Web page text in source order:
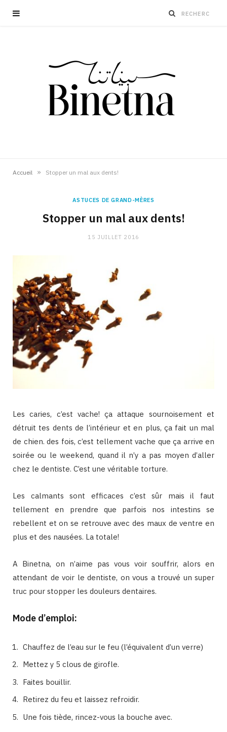
Accueil » Stopper un mal aux dents!
ASTUCES DE GRAND-MÈRES
Stopper un mal aux dents!
15 JUILLET 2016
Les caries, c’est vache! ça attaque sournoisement et
détruit tes dents de l’intérieur et en plus, ça fait un mal
de chien. des fois, c’est tellement vache que ça arrive en
soirée ou le weekend, quand il n’y a pas moyen d’aller
chez le dentiste. C’est une véritable torture.
Les calmants sont efficaces c’est sûr mais il faut
tellement en prendre que parfois nos intestins se
rebellent et on se retrouve avec des maux de ventre en
plus et des nausées. La totale!
A Binetna, on n’aime pas vous voir souffrir, alors en
attendant de voir le dentiste, on vous a trouvé un super
truc pour stopper les douleurs dentaires.
Mode d’emploi:
Chauffez de l’eau sur le feu (l’équivalent d’un verre)
Mettez y 5 clous de girofle.
Faites bouillir.
Retirez du feu et laissez refroidir.
Une fois tiède, rincez-vous la bouche avec.